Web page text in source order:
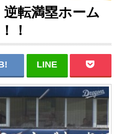
転満塁ホーム
！